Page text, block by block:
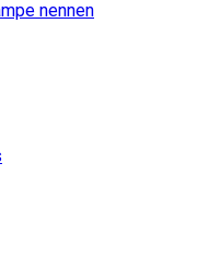
nennen